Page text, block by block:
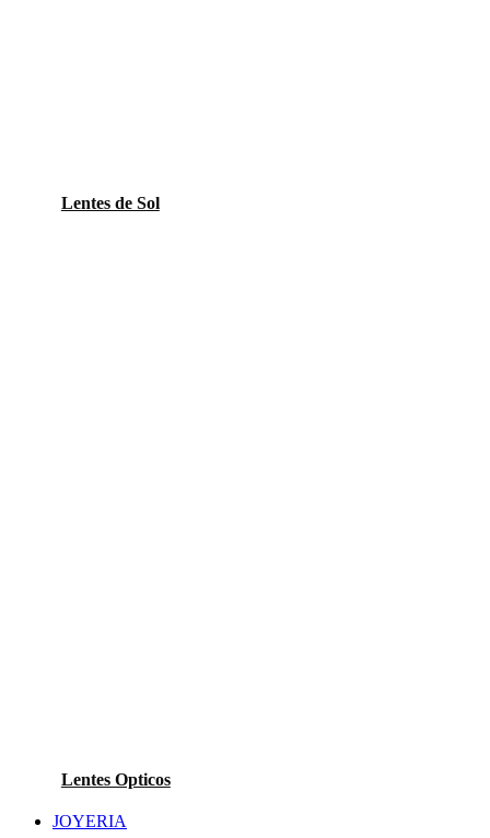
Lentes de Sol
Lentes Opticos
JOYERIA